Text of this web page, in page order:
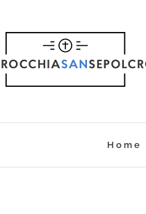
Home